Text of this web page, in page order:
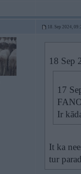
18. Sep 2024,
18 Sep
17
Ir
It ka
tur